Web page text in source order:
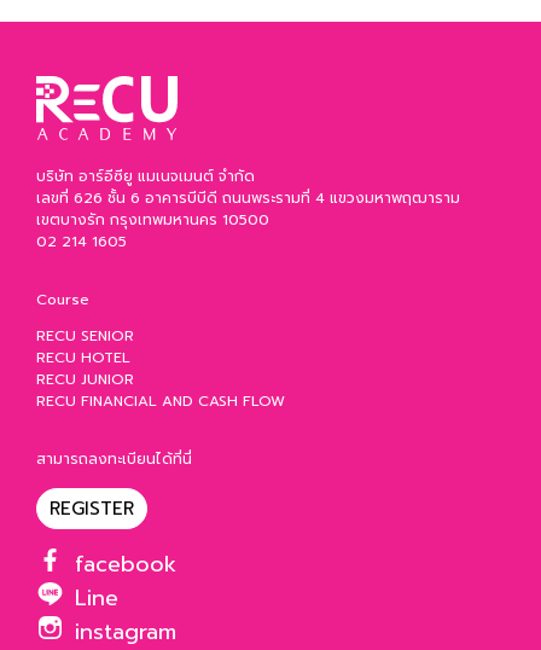
บริษัท อาร์อีซียู แมเนจเมนต์ จำกัด
เลขที่ 626 ชั้น 6 อาคารบีบีดี ถนนพระรามที่ 4 แขวงมหาพฤฒาราม
เขตบางรัก กรุงเทพมหานคร 10500
02 214 1605
Course
RECU SENIOR
RECU HOTEL
RECU JUNIOR
RECU FINANCIAL AND CASH FLOW
สามารถลงทะเบียนได้ที่นี่
REGISTER
facebook
Line
instagram